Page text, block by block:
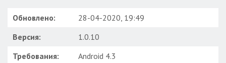
Обновлено:
28-04-2020, 19:49
Версия:
1.0.10
Требования:
Android 4.3